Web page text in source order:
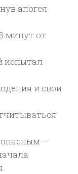
апогея
минут от
испытал
и свои
опасным —